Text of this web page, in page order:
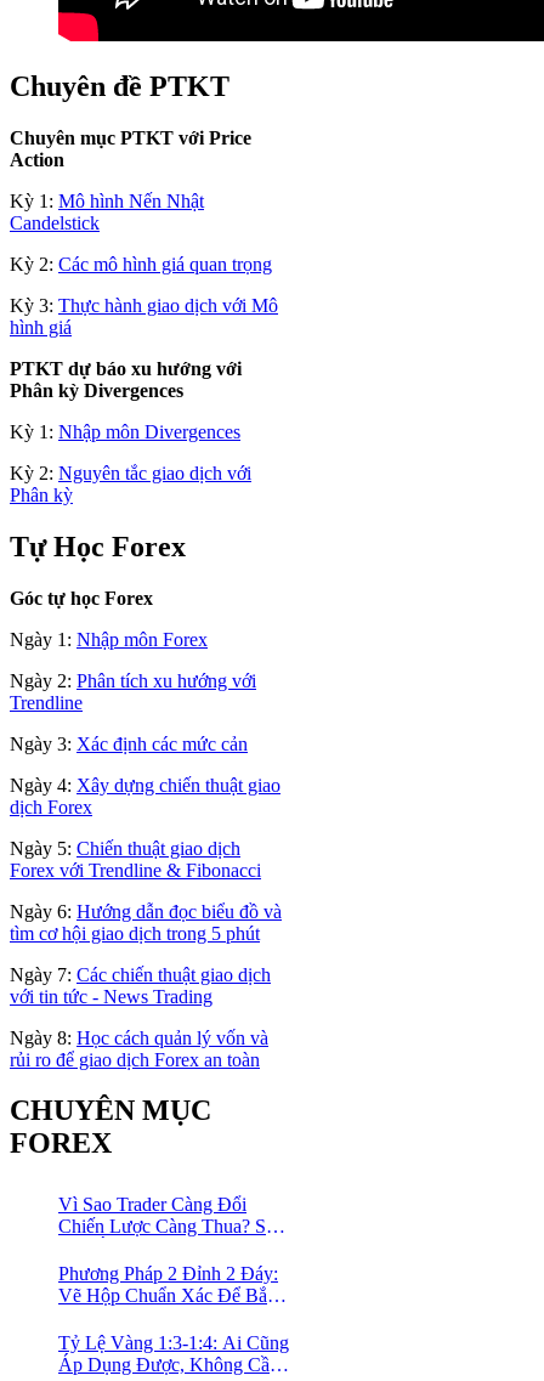
Chuyên đề PTKT
Chuyên mục PTKT với Price
Action
Kỳ 1: Mô hình Nến Nhật
Candelstick
Kỳ 2: Các mô hình giá quan trọng
Kỳ 3: Thực hành giao dịch với Mô
hình giá
PTKT dự báo xu hướng với
Phân kỳ Divergences
Kỳ 1: Nhập môn Divergences
Kỳ 2: Nguyên tắc giao dịch với
Phân kỳ
Tự Học Forex
Góc tự học Forex
Ngày 1: Nhập môn Forex
Ngày 2: Phân tích xu hướng với
Trendline
Ngày 3: Xác định các mức cản
Ngày 4: Xây dựng chiến thuật giao
dịch Forex
Ngày 5: Chiến thuật giao dịch
Forex với Trendline & Fibonacci
Ngày 6: Hướng dẫn đọc biểu đồ và
tìm cơ hội giao dịch trong 5 phút
Ngày 7: Các chiến thuật giao dịch
với tin tức - News Trading
Ngày 8: Học cách quản lý vốn và
rủi ro để giao dịch Forex an toàn
CHUYÊN MỤC
FOREX
Vì Sao Trader Càng Đổi
Chiến Lược Càng Thua? Sự
Phương Pháp 2 Đỉnh 2 Đáy:
Vẽ Hộp Chuẩn Xác Để Bắt
Trader Forex
Tỷ Lệ Vàng 1:3-1:4: Ai Cũng
Áp Dụng Được, Không Cần